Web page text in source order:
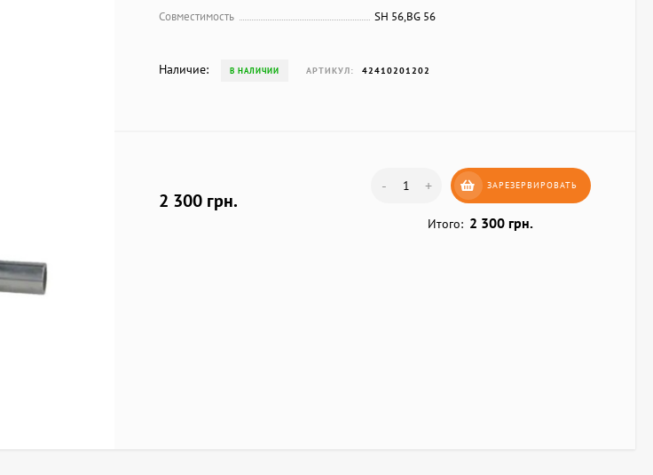
Совместимость SH 56,BG 56
Наличие: В НАЛИЧИИ АРТИКУЛ: 42410201202
2 300 грн.
- + ЗАРЕЗЕРВИРОВАТЬ
Итого: 2 300 грн.